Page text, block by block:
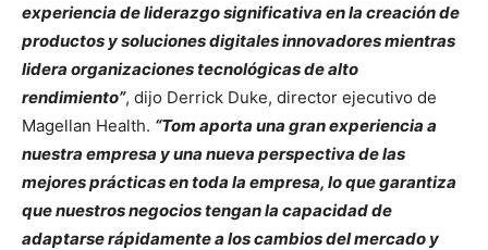
experiencia de liderazgo significativa en la creación de
productos y soluciones digitales innovadores mientras
lidera organizaciones tecnológicas de alto
rendimiento”, dijo Derrick Duke, director ejecutivo de
Magellan Health. “Tom aporta una gran experiencia a
nuestra empresa y una nueva perspectiva de las
mejores prácticas en toda la empresa, lo que garantiza
que nuestros negocios tengan la capacidad de
adaptarse rápidamente a los cambios del mercado y